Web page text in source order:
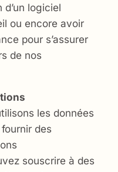
logiciel
ou encore avoir
pour s’assurer
de nos
les données
des
souscrire à des